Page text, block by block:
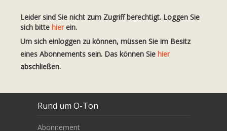
Leider sind Sie nicht zum Zugriff berechtigt. Loggen Sie
sich bitte hierein.
Um sich einloggen zu können, müssen Sie im Besitz
eines Abonnements sein. Das können Sie hier
abschließen.
Rund um O-Ton
Abonnement